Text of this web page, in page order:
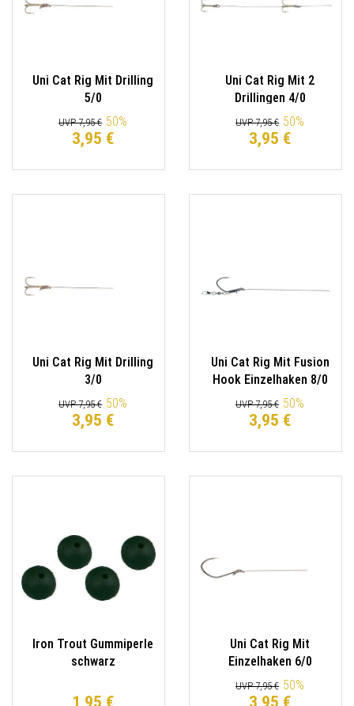
Uni Cat Rig Mit Drilling
5/0
UVP 7,95 € 50%
3,95 €
Uni Cat Rig Mit 2
Drillingen 4/0
UVP 7,95 € 50%
3,95 €
Uni Cat Rig Mit Drilling
3/0
UVP 7,95 € 50%
3,95 €
Uni Cat Rig Mit Fusion
Hook Einzelhaken 8/0
UVP 7,95 € 50%
3,95 €
Iron Trout Gummiperle
schwarz
1,95 €
Uni Cat Rig Mit
Einzelhaken 6/0
UVP 7,95 € 50%
3,95 €